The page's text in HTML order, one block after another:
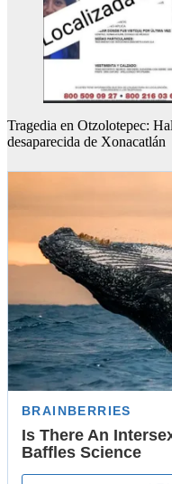
Tragedia en Otzolotepec:
desaparecida de Xonacatlán